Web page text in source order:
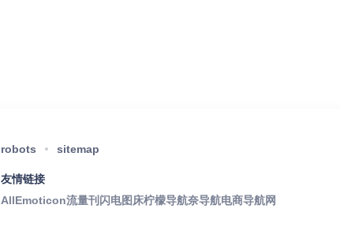
robots sitemap
友情链接
AllEmoticon流量刊 闪电图床柠檬导航奈导航电商导航网